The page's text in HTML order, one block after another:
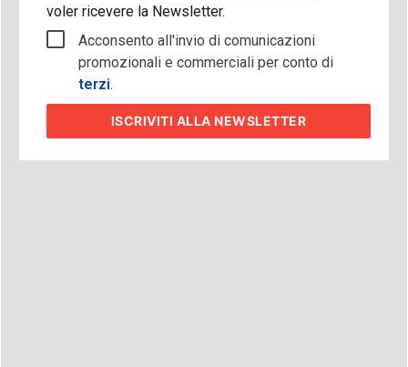
voler ricevere la Newsletter.
Acconsento all'invio di comunicazioni
promozionali e commerciali per conto di
terzi.
ISCRIVITI ALLA NEWSLETTER